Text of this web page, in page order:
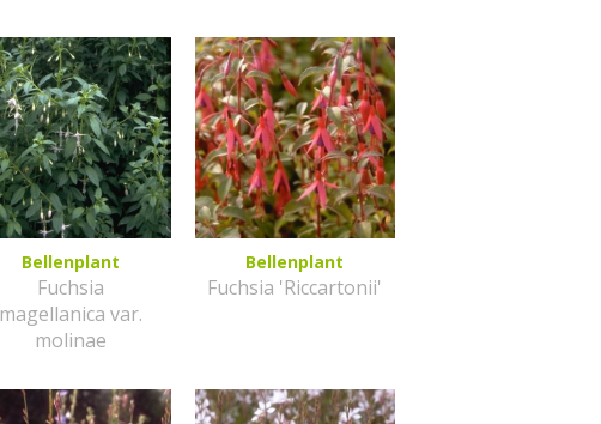
Bellenplant
Fuchsia
magellanica var.
molinae
Bellenplant
Fuchsia 'Riccartonii'